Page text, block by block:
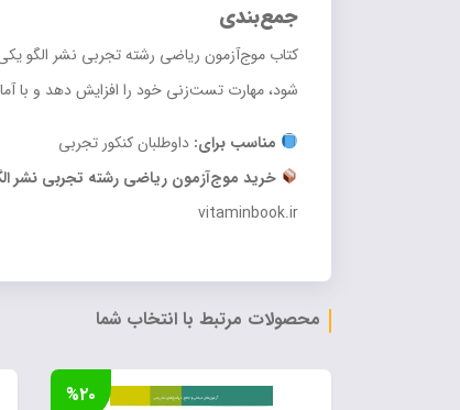
جمع‌بندی
کتاب موج‌آزمون ریاضی رشته تجربی نشر الگو
شود، مهارت تست‌زنی خود را افزایش دهد و با
مناسب برای: داوطلبان کنکور تجربی
خرید موج‌آزمون ریاضی رشته تجربی نشر
vitaminbook.ir
محصولات مرتبط با انتخاب شما
%۲۰